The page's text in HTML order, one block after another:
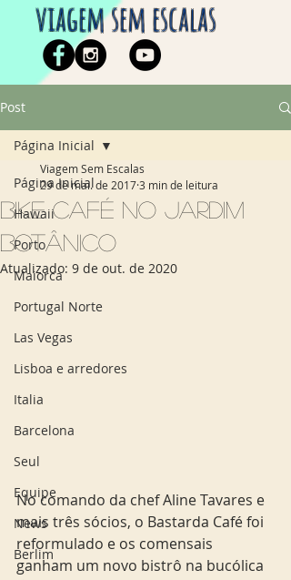
viagem sem escalas
Post
Página Inicial
Hawaii
Porto
Maiorca
Portugal Norte
Las Vegas
Lisboa e arredores
Italia
Barcelona
Seul
Equipe
News
Berlim
Página Inicial
Bike Café no Jardim
Botânico
Viagem Sem Escalas
29 de mai. de 20173 min de leitura
Atualizado: 9 de out. de 2020
No comando da chef Aline Tavares e
mais três sócios, o Bastarda Café foi
reformulado e os comensais
ganham um novo bistrô na bucólica